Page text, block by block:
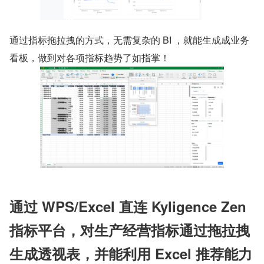
通过指标拖拉拽的方式，无需复杂的 BI ，就能生成成业务
看板，做到对各项指标趋势了如指掌！
通过 WPS/Excel 直连 Kyligence Zen
指标平台，对生产经营指标通过拖拉拽
生成透视表，并能利用 Excel 推荐能力